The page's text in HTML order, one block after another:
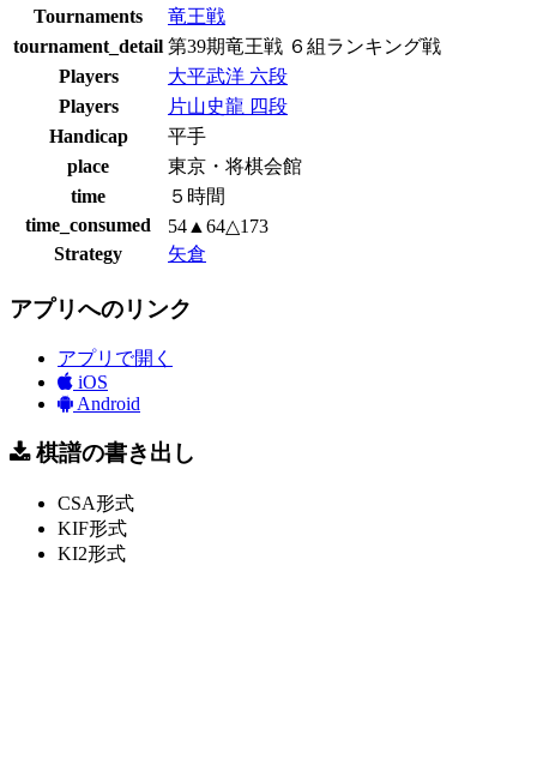
Tournaments
竜王戦
tournament_detail 第39期竜王戦 ６組ランキング戦
Players
大平武洋 六段
Players
片山史龍 四段
Handicap
平手
place
東京・将棋会館
time
５時間
time_consumed
54▲64△173
Strategy
矢倉
アプリへのリンク
アプリで開く
iOS
Android
棋譜の書き出し
CSA形式
KIF形式
KI2形式